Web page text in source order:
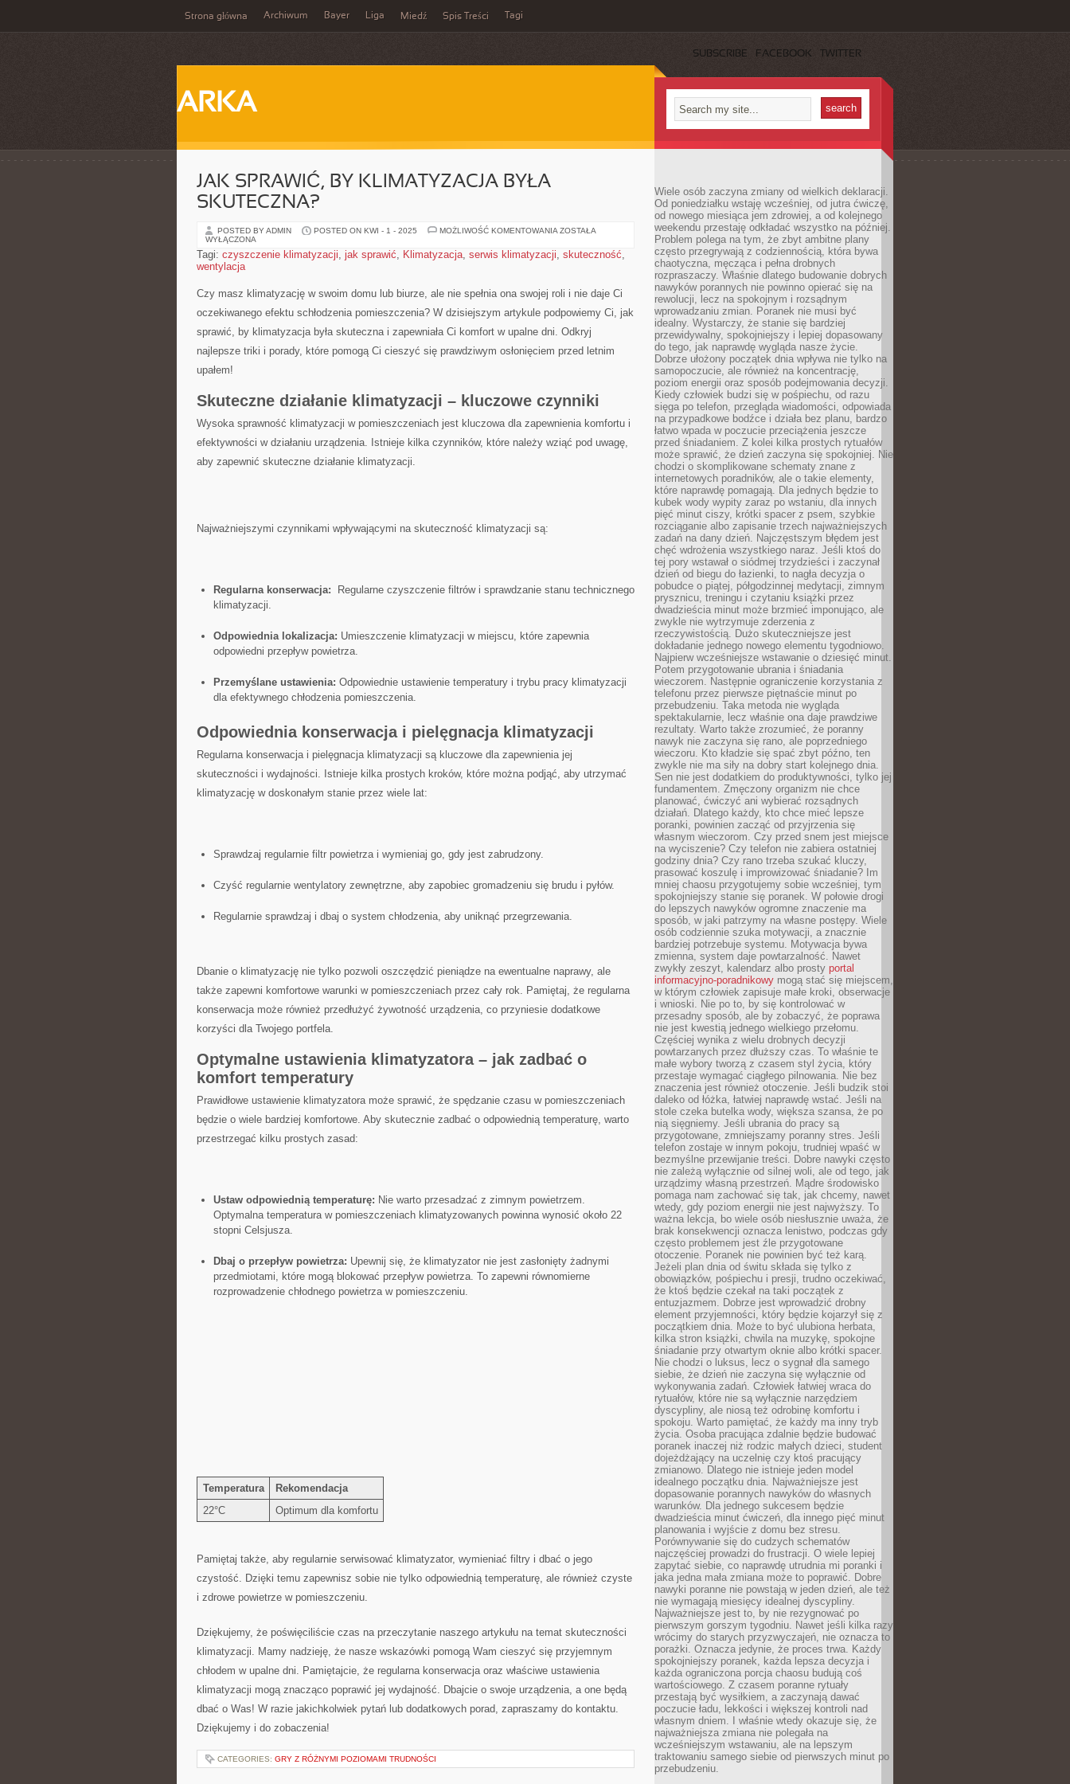
Strona główna Archiwum Bayer Liga Miedź Spis Treści Tagi
SUBSCRIBE FACEBOOK TWITTER
ARKA
JAK SPRAWIĆ, BY KLIMATYZACJA BYŁA
SKUTECZNA?
POSTED BY ADMIN POSTED ON KWI - 1 - 2025 MOŻLIWOŚĆ KOMENTOWANIA JAK
KLIMATYZACJA
ZOSTAŁA
WYŁĄCZONA
Tagi: czyszczenie klimatyzacji, jak sprawić, Klimatyzacja, serwis klimatyzacji, skuteczność,
wentylacja
Czy masz klimatyzację w​ swoim domu lub biurze, ale nie spełnia ona swojej ‌roli i nie daje ‌Ci
oczekiwanego efektu schłodzenia pomieszczenia?⁤ W dzisiejszym artykule podpowiemy Ci, jak
sprawić, by​ klimatyzacja była‍ skuteczna i ‍zapewniała Ci komfort⁤ w upalne dni. Odkryj
najlepsze triki i porady, ⁣które pomogą Ci cieszyć się prawdziwym osłonięciem​ przed letnim
upałem!
Skuteczne działanie klimatyzacji – kluczowe czynniki
Wysoka sprawność klimatyzacji w pomieszczeniach jest kluczowa dla zapewnienia⁤ komfortu i
efektywności⁤ w działaniu‌ urządzenia. Istnieje kilka⁢ czynników, ‍które należy ⁣wziąć pod uwagę,
aby zapewnić skuteczne działanie klimatyzacji.
Najważniejszymi czynnikami wpływającymi ⁤na skuteczność⁢ klimatyzacji są:
Regularna konserwacja: ​ Regularne ‍czyszczenie filtrów i sprawdzanie⁤ stanu technicznego
klimatyzacji.
Odpowiednia lokalizacja: Umieszczenie klimatyzacji w‍ miejscu, które zapewnia‍
odpowiedni⁢ przepływ powietrza.
Przemyślane ustawienia: ‌Odpowiednie ustawienie​ temperatury ​i trybu pracy klimatyzacji
dla⁣ efektywnego chłodzenia pomieszczenia.
Odpowiednia konserwacja i pielęgnacja ⁣klimatyzacji
Regularna konserwacja i pielęgnacja klimatyzacji są⁤ kluczowe dla zapewnienia jej
skuteczności i wydajności. Istnieje ‌kilka⁤ prostych kroków, które‍ można podjąć, aby utrzymać
klimatyzację w doskonałym stanie przez ⁤wiele lat:
Sprawdzaj regularnie filtr powietrza ⁤i wymieniaj go, gdy ⁢jest zabrudzony.
Czyść regularnie ​wentylatory⁤ zewnętrzne,‍ aby zapobiec gromadzeniu się brudu⁤ i pyłów.
Regularnie sprawdzaj i dbaj ⁤o system chłodzenia, aby uniknąć ⁤przegrzewania.
Dbanie⁣ o klimatyzację nie tylko pozwoli oszczędzić pieniądze na ⁢ewentualne naprawy, ale ​
także zapewni komfortowe warunki w pomieszczeniach przez cały rok. Pamiętaj, że regularna
konserwacja‌ może⁤ również przedłużyć ​żywotność urządzenia, co przyniesie ​dodatkowe
‍korzyści dla Twojego portfela.
Optymalne ⁣ustawienia⁣ klimatyzatora – jak zadbać o
komfort temperatury
Prawidłowe ustawienie klimatyzatora może sprawić, że ‌spędzanie czasu w pomieszczeniach
będzie ⁢o wiele bardziej komfortowe. Aby skutecznie zadbać o odpowiednią temperaturę, warto
przestrzegać kilku‌ prostych zasad:
Ustaw odpowiednią temperaturę: ⁤Nie warto przesadzać ⁤z zimnym ​powietrzem.
Optymalna temperatura​ w⁣ pomieszczeniach klimatyzowanych powinna wynosić około 22
stopni Celsjusza.
Dbaj​ o⁢ przepływ powietrza: Upewnij się, że klimatyzator nie jest zasłonięty żadnymi
przedmiotami,‌ które mogą blokować przepływ powietrza. To zapewni równomierne
rozprowadzenie⁣ chłodnego powietrza w pomieszczeniu.
Temperatura
Rekomendacja
22°C
Optimum ⁢dla komfortu
Pamiętaj także, aby‌ regularnie ​serwisować klimatyzator, wymieniać filtry i dbać o jego
czystość. Dzięki temu zapewnisz sobie nie tylko odpowiednią temperaturę, ale również‌ czyste
i zdrowe powietrze ⁣w pomieszczeniu.
Dziękujemy, że poświęciliście czas na‌ przeczytanie⁢ naszego artykułu na temat skuteczności‍
klimatyzacji. Mamy nadzieję, że nasze wskazówki pomogą Wam cieszyć się przyjemnym
chłodem w upalne dni. Pamiętajcie, że regularna konserwacja oraz ‍właściwe ustawienia
klimatyzacji mogą znacząco poprawić jej wydajność. Dbajcie o ⁢swoje ‍urządzenia, a ⁢one będą
dbać o Was! ⁢W razie jakichkolwiek pytań lub dodatkowych‌ porad,​ zapraszamy do kontaktu.
‌Dziękujemy i do‍ zobaczenia!
CATEGORIES: GRY Z RÓŻNYMI POZIOMAMI TRUDNOŚCI
Wiele osób zaczyna zmiany od wielkich deklaracji.
Od poniedziałku wstaję wcześniej, od jutra ćwiczę,
od nowego miesiąca jem zdrowiej, a od kolejnego
weekendu przestaję odkładać wszystko na później.
Problem polega na tym, że zbyt ambitne plany
często przegrywają z codziennością, która bywa
chaotyczna, męcząca i pełna drobnych
rozpraszaczy. Właśnie dlatego budowanie dobrych
nawyków porannych nie powinno opierać się na
rewolucji, lecz na spokojnym i rozsądnym
wprowadzaniu zmian. Poranek nie musi być
idealny. Wystarczy, że stanie się bardziej
przewidywalny, spokojniejszy i lepiej dopasowany
do tego, jak naprawdę wygląda nasze życie.
Dobrze ułożony początek dnia wpływa nie tylko na
samopoczucie, ale również na koncentrację,
poziom energii oraz sposób podejmowania decyzji.
Kiedy człowiek budzi się w pośpiechu, od razu
sięga po telefon, przegląda wiadomości, odpowiada
na przypadkowe bodźce i działa bez planu, bardzo
łatwo wpada w poczucie przeciążenia jeszcze
przed śniadaniem. Z kolei kilka prostych rytuałów
może sprawić, że dzień zaczyna się spokojniej. Nie
chodzi o skomplikowane schematy znane z
internetowych poradników, ale o takie elementy,
które naprawdę pomagają. Dla jednych będzie to
kubek wody wypity zaraz po wstaniu, dla innych
pięć minut ciszy, krótki spacer z psem, szybkie
rozciąganie albo zapisanie trzech najważniejszych
zadań na dany dzień. Najczęstszym błędem jest
chęć wdrożenia wszystkiego naraz. Jeśli ktoś do
tej pory wstawał o siódmej trzydzieści i zaczynał
dzień od biegu do łazienki, to nagła decyzja o
pobudce o piątej, półgodzinnej medytacji, zimnym
prysznicu, treningu i czytaniu książki przez
dwadzieścia minut może brzmieć imponująco, ale
zwykle nie wytrzymuje zderzenia z
rzeczywistością. Dużo skuteczniejsze jest
dokładanie jednego nowego elementu tygodniowo.
Najpierw wcześniejsze wstawanie o dziesięć minut.
Potem przygotowanie ubrania i śniadania
wieczorem. Następnie ograniczenie korzystania z
telefonu przez pierwsze piętnaście minut po
przebudzeniu. Taka metoda nie wygląda
spektakularnie, lecz właśnie ona daje prawdziwe
rezultaty. Warto także zrozumieć, że poranny
nawyk nie zaczyna się rano, ale poprzedniego
wieczoru. Kto kładzie się spać zbyt późno, ten
zwykle nie ma siły na dobry start kolejnego dnia.
Sen nie jest dodatkiem do produktywności, tylko jej
fundamentem. Zmęczony organizm nie chce
planować, ćwiczyć ani wybierać rozsądnych
działań. Dlatego każdy, kto chce mieć lepsze
poranki, powinien zacząć od przyjrzenia się
własnym wieczorom. Czy przed snem jest miejsce
na wyciszenie? Czy telefon nie zabiera ostatniej
godziny dnia? Czy rano trzeba szukać kluczy,
prasować koszulę i improwizować śniadanie? Im
mniej chaosu przygotujemy sobie wcześniej, tym
spokojniejszy stanie się poranek. W połowie drogi
do lepszych nawyków ogromne znaczenie ma
sposób, w jaki patrzymy na własne postępy. Wiele
osób codziennie szuka motywacji, a znacznie
bardziej potrzebuje systemu. Motywacja bywa
zmienna, system daje powtarzalność. Nawet
zwykły zeszyt, kalendarz albo prosty portal
informacyjno-poradnikowy mogą stać się miejscem,
w którym człowiek zapisuje małe kroki, obserwacje
i wnioski. Nie po to, by się kontrolować w
przesadny sposób, ale by zobaczyć, że poprawa
nie jest kwestią jednego wielkiego przełomu.
Częściej wynika z wielu drobnych decyzji
powtarzanych przez dłuższy czas. To właśnie te
małe wybory tworzą z czasem styl życia, który
przestaje wymagać ciągłego pilnowania. Nie bez
znaczenia jest również otoczenie. Jeśli budzik stoi
daleko od łóżka, łatwiej naprawdę wstać. Jeśli na
stole czeka butelka wody, większa szansa, że po
nią sięgniemy. Jeśli ubrania do pracy są
przygotowane, zmniejszamy poranny stres. Jeśli
telefon zostaje w innym pokoju, trudniej wpaść w
bezmyślne przewijanie treści. Dobre nawyki często
nie zależą wyłącznie od silnej woli, ale od tego, jak
urządzimy własną przestrzeń. Mądre środowisko
pomaga nam zachować się tak, jak chcemy, nawet
wtedy, gdy poziom energii nie jest najwyższy. To
ważna lekcja, bo wiele osób niesłusznie uważa, że
brak konsekwencji oznacza lenistwo, podczas gdy
często problemem jest źle przygotowane
otoczenie. Poranek nie powinien być też karą.
Jeżeli plan dnia od świtu składa się tylko z
obowiązków, pośpiechu i presji, trudno oczekiwać,
że ktoś będzie czekał na taki początek z
entuzjazmem. Dobrze jest wprowadzić drobny
element przyjemności, który będzie kojarzył się z
początkiem dnia. Może to być ulubiona herbata,
kilka stron książki, chwila na muzykę, spokojne
śniadanie przy otwartym oknie albo krótki spacer.
Nie chodzi o luksus, lecz o sygnał dla samego
siebie, że dzień nie zaczyna się wyłącznie od
wykonywania zadań. Człowiek łatwiej wraca do
rytuałów, które nie są wyłącznie narzędziem
dyscypliny, ale niosą też odrobinę komfortu i
spokoju. Warto pamiętać, że każdy ma inny tryb
życia. Osoba pracująca zdalnie będzie budować
poranek inaczej niż rodzic małych dzieci, student
dojeżdżający na uczelnię czy ktoś pracujący
zmianowo. Dlatego nie istnieje jeden model
idealnego początku dnia. Najważniejsze jest
dopasowanie porannych nawyków do własnych
warunków. Dla jednego sukcesem będzie
dwadzieścia minut ćwiczeń, dla innego pięć minut
planowania i wyjście z domu bez stresu.
Porównywanie się do cudzych schematów
najczęściej prowadzi do frustracji. O wiele lepiej
zapytać siebie, co naprawdę utrudnia mi poranki i
jaka jedna mała zmiana może to poprawić. Dobre
nawyki poranne nie powstają w jeden dzień, ale też
nie wymagają miesięcy idealnej dyscypliny.
Najważniejsze jest to, by nie rezygnować po
pierwszym gorszym tygodniu. Nawet jeśli kilka razy
wrócimy do starych przyzwyczajeń, nie oznacza to
porażki. Oznacza jedynie, że proces trwa. Każdy
spokojniejszy poranek, każda lepsza decyzja i
każda ograniczona porcja chaosu budują coś
wartościowego. Z czasem poranne rytuały
przestają być wysiłkiem, a zaczynają dawać
poczucie ładu, lekkości i większej kontroli nad
własnym dniem. I właśnie wtedy okazuje się, że
najważniejsza zmiana nie polegała na
wcześniejszym wstawaniu, ale na lepszym
traktowaniu samego siebie od pierwszych minut po
przebudzeniu.